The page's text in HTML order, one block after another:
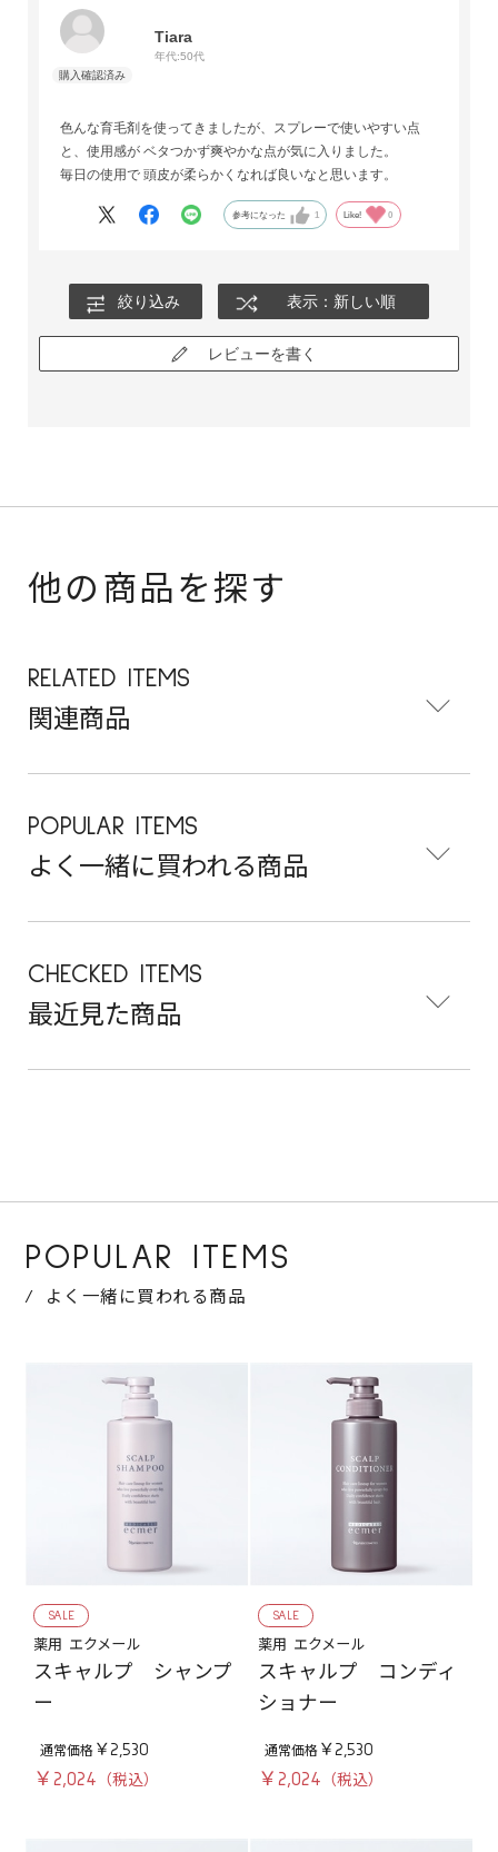
Tiara
年代:50代
色んな育毛剤を使ってきましたが、スプレーで使いやすい点
と、使用感が ベタつかず爽やかな点が気に入りました。
毎日の使用で 頭皮が柔らかくなれば良いなと思います。
参考になった 1 Like! 0
絞り込み 表示：新しい順
レビューを書く
他の商品を探す
RELATED ITEMS
関連商品
POPULAR ITEMS
よく一緒に買われる商品
CHECKED ITEMS
最近見た商品
POPULAR ITEMS
よく一緒に買われる商品
SALE
薬用 エクメール
スキャルプ シャンプ
ー
￥2,530
￥2,024
SALE
薬用 エクメール
スキャルプ コンディ
ショナー
￥2,530
￥2,024